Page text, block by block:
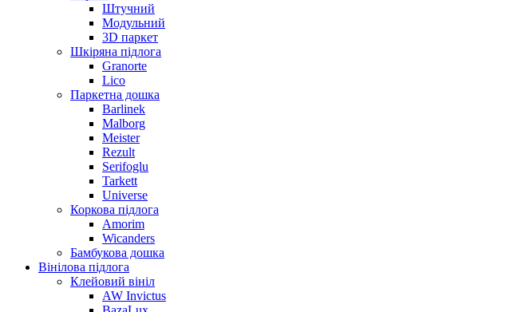
Штучний
Модульний
3D паркет
Шкіряна підлога
Granorte
Lico
Паркетна дошка
Barlinek
Malborg
Meister
Rezult
Serifoglu
Tarkett
Universe
Коркова підлога
Amorim
Wicanders
Бамбукова дошка
Вінілова підлога
Клейовий вініл
AW Invictus